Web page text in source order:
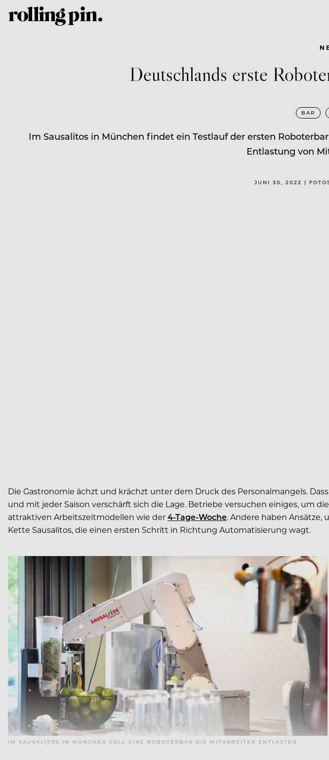
Deutschlands erste
BAR
Im Sausalitos in München findet ein Testlauf der ersten
Entlastung von
JUNI 30, 2022 |
Die Gastronomie ächzt und krächzt unter dem Druck des Personalmangels.
und mit jeder Saison verschärft sich die Lage. Betriebe versuchen einiges, um
attraktiven Arbeitszeitmodellen wie der4-Tage-Woche. Andere haben
Kette Sausalitos, die einen ersten Schritt in Richtung Automatisierung wagt.
IM SAUSALITOS IN MÜNCHEN SOLL EINE ROBOTERBAR DIE MITARBEITER ENTLASTEN